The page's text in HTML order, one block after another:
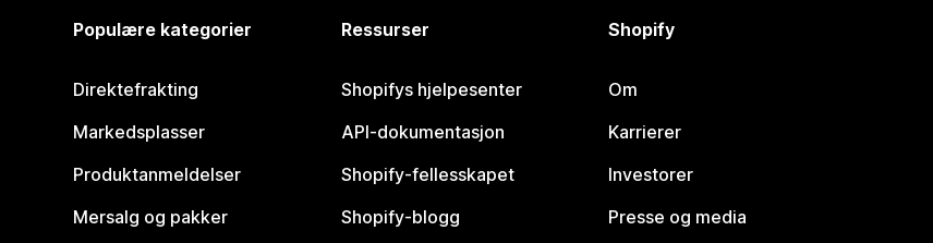
Populære kategorier
Direktefrakting
Markedsplasser
Produktanmeldelser
Mersalg og pakker
Ressurser
Shopifys hjelpesenter
API-dokumentasjon
Shopify-fellesskapet
Shopify-blogg
Shopify
Om
Karrierer
Investorer
Presse og media